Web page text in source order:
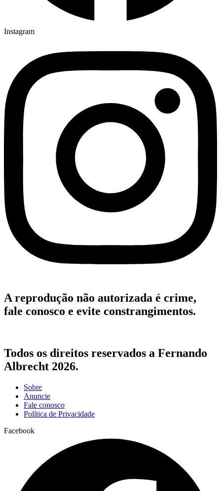
Instagram
A reprodução não autorizada é crime,
fale conosco e evite constrangimentos.
Todos os direitos reservados a Fernando
Albrecht 2026.
Sobre
Anuncie
Fale conosco
Política de Privacidade
Facebook